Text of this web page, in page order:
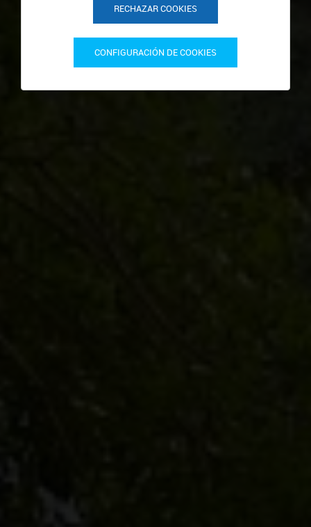
RECHAZAR COOKIES
CONFIGURACIÓN DE COOKIES